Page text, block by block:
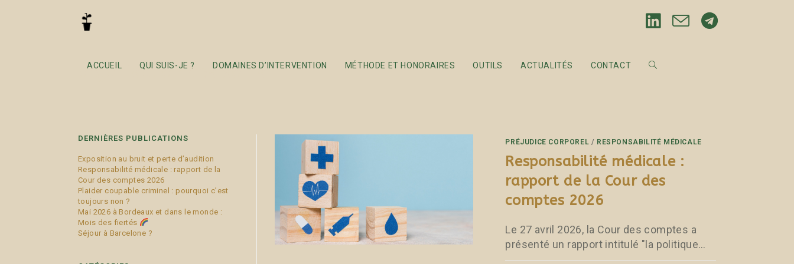
ACCUEIL QUI SUIS-JE ? DOMAINES D’INTERVENTION MÉTHODE ET HONORAIRES OUTILS ACTUALITÉS CONTACT
organisation des soins
DERNIÈRES PUBLICATIONS
Exposition au bruit et perte d’audition
Responsabilité médicale : rapport de la
Cour des comptes 2026
Plaider coupable criminel : pourquoi c’est
toujours non ?
Mai 2026 à Bordeaux et dans le monde :
Mois des fiertés
Séjour à Barcelone ?
PRÉJUDICE CORPOREL / RESPONSABILITÉ MÉDICALE
Responsabilité médicale :
rapport de la Cour des
comptes 2026
Le 27 avril 2026, la Cour des comptes a
présenté un rapport intitulé "la politique…